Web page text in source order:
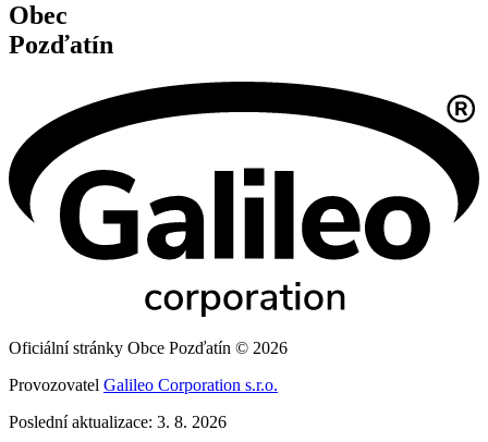
Obec
Pozďatín
Oficiální stránky Obce Pozďatín © 2026
Provozovatel Galileo Corporation s.r.o.
Poslední aktualizace: 3. 8. 2026